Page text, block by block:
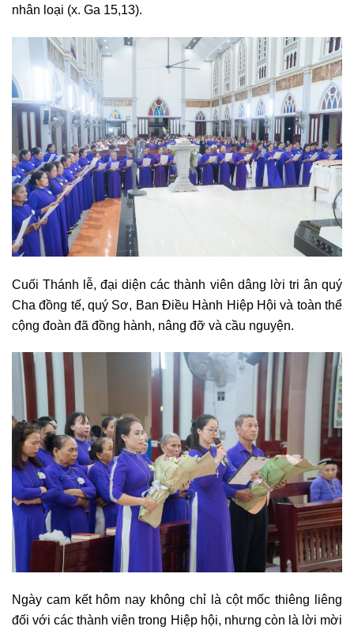
nhân loại (x. Ga 15,13).
Cuối Thánh lễ, đại diện các thành viên dâng lời tri ân quý
Cha đồng tế, quý Sơ, Ban Điều Hành Hiệp Hội và toàn thể
cộng đoàn đã đồng hành, nâng đỡ và cầu nguyện.
Ngày cam kết hôm nay không chỉ là cột mốc thiêng liêng
đối với các thành viên trong Hiệp hội, nhưng còn là lời mời